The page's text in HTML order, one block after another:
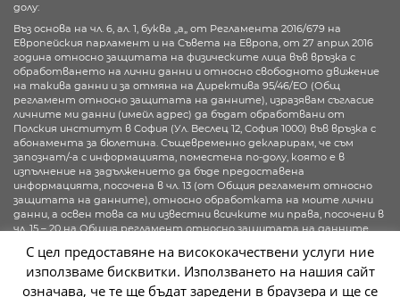
долу:
Въз основа на чл. 6, ал. 1, буква „а„ от Регламента 2016/679 на
Европейския парламент и на Съвета на Европа, от 27 април 2016
година относно защитата на физическите лица във връзка с
обработването на лични данни и относно свободното движение
на такива данни и за отмяна на Директива 95/46/ЕО (Общ
регламент относно защитата на данните), изразявам съгласие
личните ми данни (имейл адрес) да бъдат обработвани от
Полския институт в София (Ул. Веслец 12, София 1000) във връзка с
абонамента за бюлетина. Същевременно декларирам, че съм
запознат/-а с информацията, поместена по-долу, която е в
изпълнение на задължението да бъде предоставена
информацията, посочена в чл. 13 (от Общия регламент относно
защитата на данните), относно обработката на моите лични
данни, а освен това са ми известни всичките ми права, посочени в
чл. 15 – 20 на Общия регламент относно защитата на данните.
Повече информация
Абонирай се
С цел предоставяне на висококачествени услуги ние
използваме бисквитки. Използването на нашия сайт
означава, че те ще бъдат заредени в браузера и ще се